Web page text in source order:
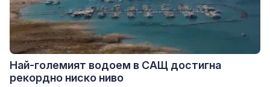
Най-големият водоем в САЩ достигна
рекордно ниско ниво